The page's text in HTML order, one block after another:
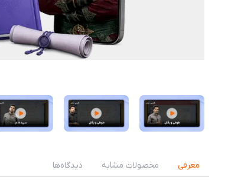
معرفی محصولات مشابه دیدگاه‌ها